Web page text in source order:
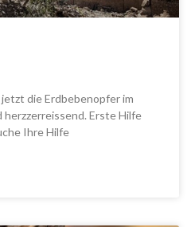
die Erdbebenopfer im
Erste Hilfe
Ihre Hilfe